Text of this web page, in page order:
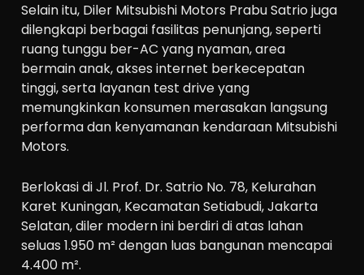
Selain itu, Diler Mitsubishi Motors Prabu Satrio juga
dilengkapi berbagai fasilitas penunjang, seperti
ruang tunggu ber-AC yang nyaman, area
bermain anak, akses internet berkecepatan
tinggi, serta layanan test drive yang
memungkinkan konsumen merasakan langsung
performa dan kenyamanan kendaraan Mitsubishi
Motors.
Berlokasi di Jl. Prof. Dr. Satrio No. 78, Kelurahan
Karet Kuningan, Kecamatan Setiabudi, Jakarta
Selatan, diler modern ini berdiri di atas lahan
seluas 1.950 m² dengan luas bangunan mencapai
4.400 m².